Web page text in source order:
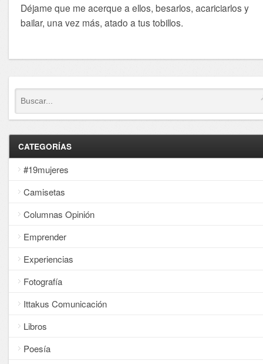
Déjame que me acerque a ellos, besarlos, acariciarlos y
bailar, una vez más, atado a tus tobillos.
CATEGORÍAS
#19mujeres
Camisetas
Columnas Opinión
Emprender
Experiencias
Fotografía
Ittakus Comunicación
Libros
Poesía